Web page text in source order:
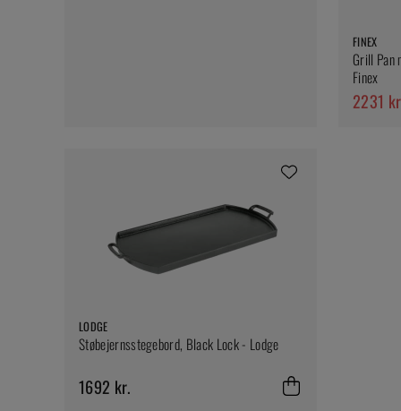
FINEX
Grill Pan
Finex
2231
LODGE
Støbejernsstegebord, Black Lock - Lodge
1692 kr.